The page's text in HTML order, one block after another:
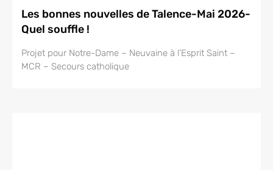
Les bonnes nouvelles de Talence-Mai 2026-
Quel souffle !
Projet pour Notre-Dame – Neuvaine à l’Esprit Saint –
MCR – Secours catholique